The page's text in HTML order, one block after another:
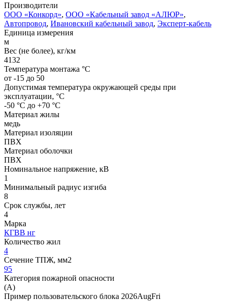
Производители
ООО «Конкорд», ООО «Кабельный завод «АЛЮР»,
Автопровод, Ивановский кабельный завод, Эксперт-кабель
Единица измерения
м
Вес (не более), кг/км
4132
Температура монтажа °C
от -15 до 50
Допустимая температура окружающей среды при
эксплуатации, °C
-50 °С до +70 °С
Материал жилы
медь
Материал изоляции
ПВХ
Материал оболочки
ПВХ
Номинальное напряжение, кВ
1
Минимальный радиус изгиба
8
Срок службы, лет
4
Марка
КГВВ нг
Количество жил
4
Сечение ТПЖ, мм2
95
Категория пожарной опасности
(A)
Пример пользовательского блока 2026AugFri